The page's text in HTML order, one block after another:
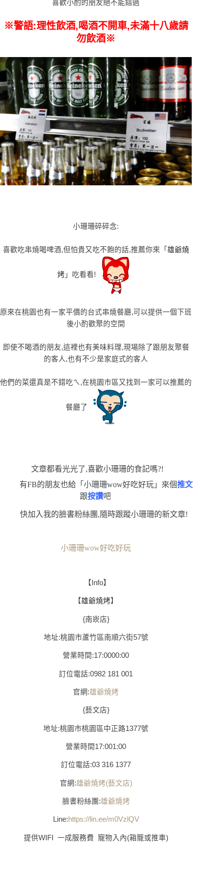
喜歡小酌的朋友絕不能錯過
※警語:理性飲酒,喝酒不開車,未滿十八歲請
勿飲酒※
小珊珊碎碎念:
喜歡吃串燒喝啤酒,但怕貴又吃不飽的話,推薦你來「 雄爺燒
烤 」吃看看!
原來在桃園也有一家平價的台式串燒餐廳,可以提供一個下班
後小酌歡聚的空間
即使不喝酒的朋友,這裡也有美味料理,現場除了跟朋友聚餐
的客人,也有不少是家庭式的客人
他們的菜還真是不錯吃ㄟ,在桃園市區又找到一家可以推薦的
餐廳了
文章都看光光了,喜歡小珊珊的食記嗎?!
有FB的朋友也給「小珊珊wow好吃好玩」來個推文
跟按讚吧
快加入我的臉書粉絲團,隨時跟蹤小珊珊的新文章!
小珊珊wow好吃好玩
【 Info】
【雄爺燒烤】
{南崁店}
地址:桃園市蘆竹區南順六街57號
營業時間:17:0000:00
訂位電話:0982 181 001
官網:雄爺燒烤
{藝文店}
地址:桃園市桃園區中正路1377號
營業時間17:001:00
訂位電話:03 316 1377
官網:雄爺燒烤(藝文店)
臉書粉絲團:雄爺燒烤
Line:https://lin.ee/m0VzlQV
提供WIFI 一成服務費 寵物入內(箱籠或推車)